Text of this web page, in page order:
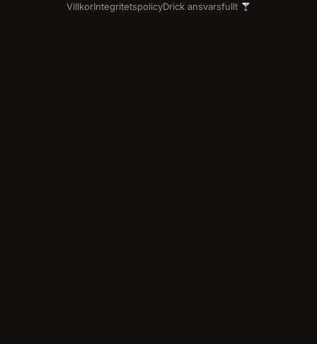
VillkorIntegritetspolicyDrick ansvarsfullt